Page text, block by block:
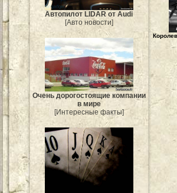
Автопилот LIDAR от Audi
[Авто новости]
Очень дорогостоящие компании
в мире
[Интересные факты]